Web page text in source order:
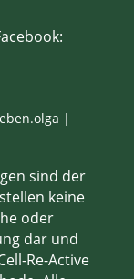
|
sind der
keine
oder
dar und
Re-Active